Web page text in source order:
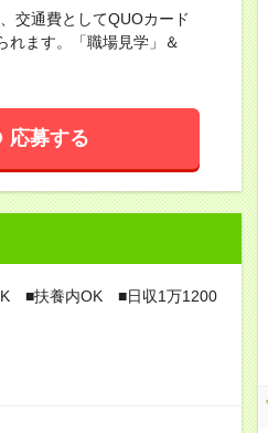
交通費としてQUOカード
れます。「職場見学」＆
応募する
■扶養内OK ■日収1万1200